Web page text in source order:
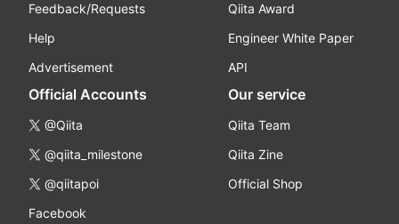
Feedback/Requests
Help
Advertisement
Qiita Award
Engineer White Paper
API
Official Accounts
@Qiita
@qiita_milestone
@qiitapoi
Facebook
Our service
Qiita Team
Qiita Zine
Official Shop